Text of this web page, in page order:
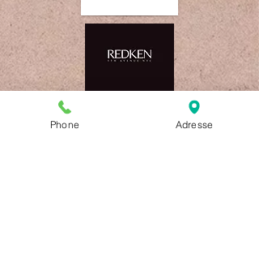
Phone Adresse